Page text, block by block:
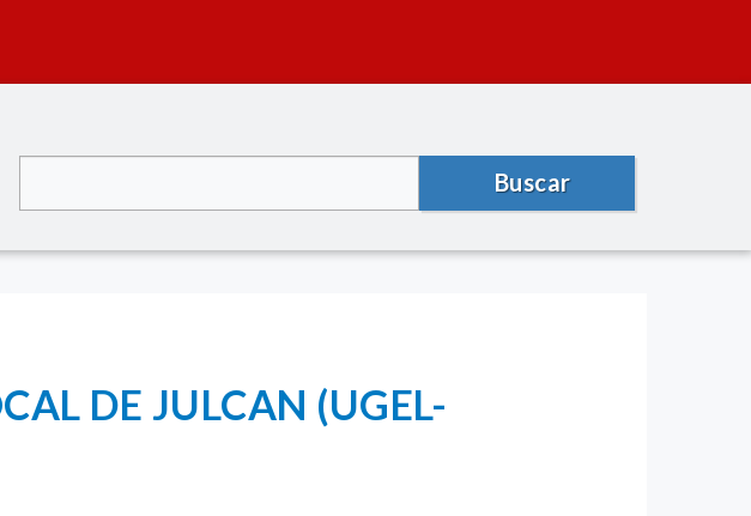
Buscar
DE JULCAN (UGEL-